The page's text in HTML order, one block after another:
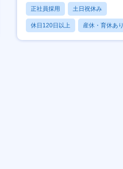
正社員採用 土日祝休み
休日120日以上 産休・育休あり
月残業20時間以内